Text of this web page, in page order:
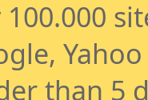
than 5